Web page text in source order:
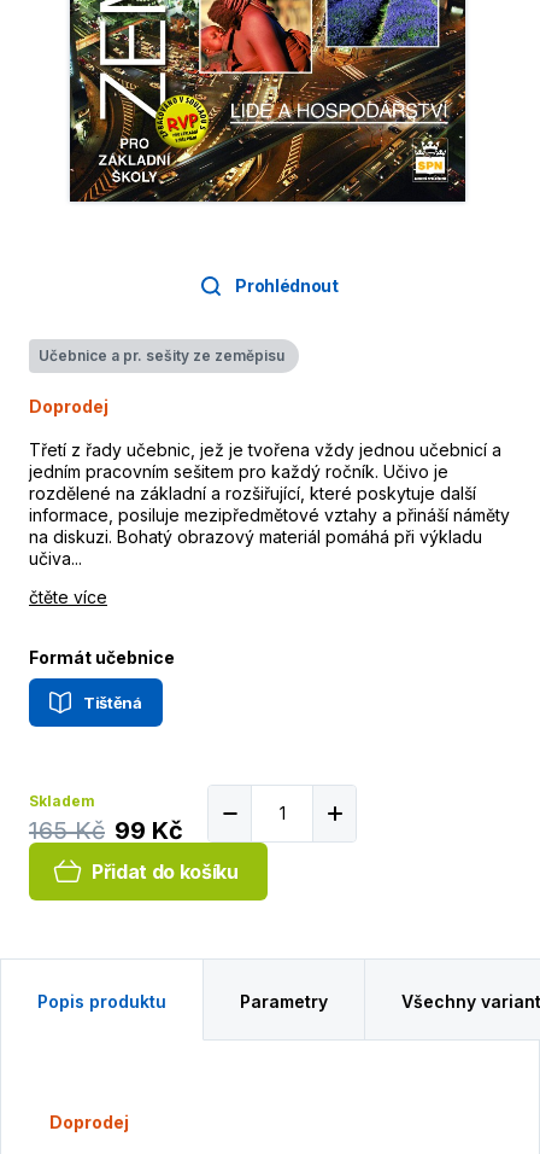
Prohlédnout
Učebnice a pr. sešity ze zeměpisu
Doprodej
Třetí z řady učebnic, jež je tvořena vždy jednou učebnicí a
jedním pracovním sešitem pro každý ročník. Učivo je
rozdělené na základní a rozšiřující, které poskytuje další
informace, posiluje mezipředmětové vztahy a přináší náměty
na diskuzi. Bohatý obrazový materiál pomáhá při výkladu
učiva...
čtěte více
Formát učebnice
Tištěná
Skladem
165 Kč 99 Kč
Přidat do košíku
Popis produktu Parametry Všechny
Doprodej